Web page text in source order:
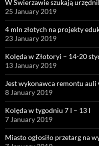
W Świerzawie szukają
25 January 2019
4 mln złotych na projekty
23 January 2019
Kolęda w Złotoryi – 14-20
13 January 2019
Jest wykonawca remontu auli
8 January 2019
Kolęda w tygodniu 7 I – 13 I
7 January 2019
Miasto ogłosiło przetarg na